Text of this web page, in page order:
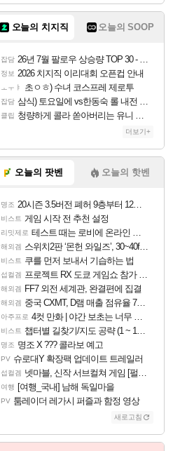
오늘의 치지직 오늘의 SOOP
잡담 26년 7월 팔로우 상승량 TOP 30 - 월간 치지직
정보 2026 치지직 이리대회 오픈컵 안내
ㅗㅜㅑ 초ㅇㅎ) 수녀 코스프레 제로투
잡담 삼식) 토요일에 vs한동숙 롤 내전 예정
클립 청량하게 콜라 쏟아버리는 유니 ㅋㅋㅋ
더보기+
오늘의 팟벤 오늘의 핫벤
명조 20시즌 3.5버전 폐허 9층부터 12층까지 클리어 조합 | 죽음의 노래와 바닷속 폐허 |
비스트 게임 시작 전 추천 설정
리밋제로 테스트 때는 로비에 온라인 기능이 있는데
해외겜 스위치2판 ‘몬헌 와일즈’, 30~40fps 목표 추정
비스트 쿠를 먼저 보내서 기습하는 법
섭컬겜 프로젝트 RX 도쿄 게임쇼 참가 결정
해외겜 FF7 외전 세계관, 완결편에 집결
해외겜 중국 CXMT, D램 매출 점유율 7%…글로벌 4위로 부상
아주프로 4컷 만화 | 야간 보초는 너무 힘들어
비스트 챕터별 길찾기/지도 공략 (1 ~ 12장)
명조 명조 X ??? 콜라보 예고
PV 슈로대Y 확장팩 업데이트 트레일러
섭컬겜 넷마블, 신작 서브컬쳐 게임 [펄 인 블루] 티저 사이트 오픈
여행 [여행_국내] 남해 독일마을
PV 툼레이더 레가시 퍼즐과 함정 영상
새로고침